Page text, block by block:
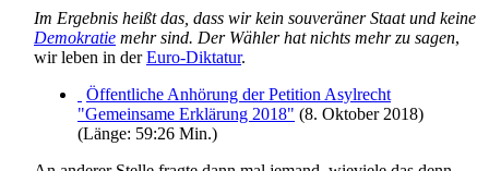
Im Ergebnis heißt das, dass wir kein souveräner Staat und keine
Demokratie mehr sind. Der Wähler hat nichts mehr zu sagen,
wir leben in derEuro-Diktatur.
Öffentliche Anhörung der Petition Asylrecht
"Gemeinsame Erklärung 2018" (8. Oktober 2018)
(Länge: 59:26 Min.)